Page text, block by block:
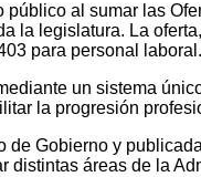
al sumar las
la legislatura. La
para personal laboral.
un sistema
la progresión
Gobierno y
áreas de la